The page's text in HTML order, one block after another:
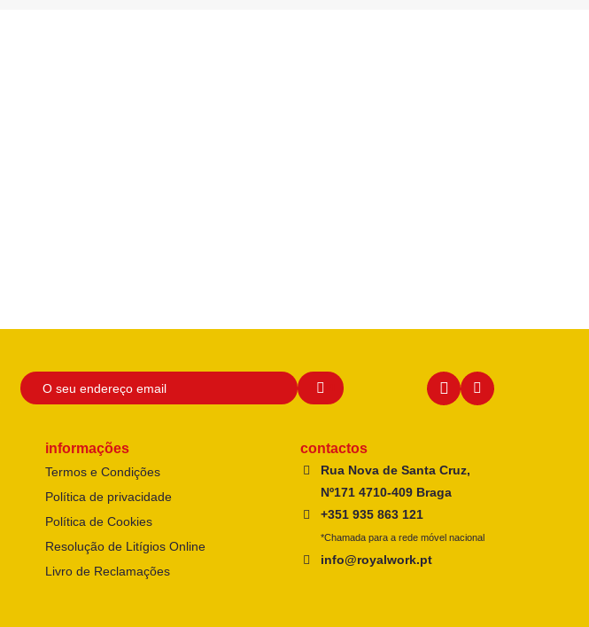
informações
Termos e Condições
Política de privacidade
Política de Cookies
Resolução de Litígios Online
Livro de Reclamações
contactos
Rua Nova de Santa Cruz,
Nº171 4710-409 Braga
+351 935 863 121
*Chamada para a rede móvel nacional
info@royalwork.pt